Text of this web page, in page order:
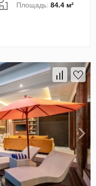
Площадь:84.4 м²